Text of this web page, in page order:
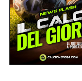
LA PLAYLIST